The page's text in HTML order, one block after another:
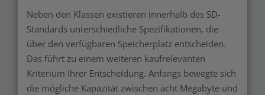
Neben den Klassen existieren innerhalb des SD-
Standards unterschiedliche Spezifikationen, die
über den verfügbaren Speicherplatz entscheiden.
Das führt zu einem weiteren kaufrelevanten
Kriterium Ihrer Entscheidung. Anfangs bewegte sich
die mögliche Kapazität zwischen acht Megabyte und